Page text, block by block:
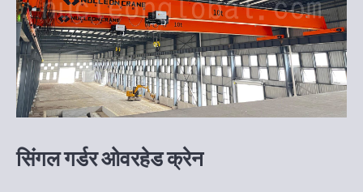
सिंगल गर्डर ओवरहेड क्रेन